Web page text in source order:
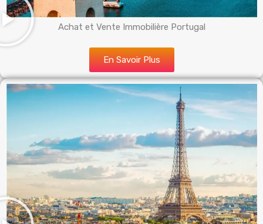
Achat et Vente Immobilière Portugal
En Savoir Plus